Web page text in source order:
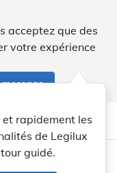
acceptez que des
votre expérience
Aiderapidement les
de Legilux
guidé.
light_mode dark_mode